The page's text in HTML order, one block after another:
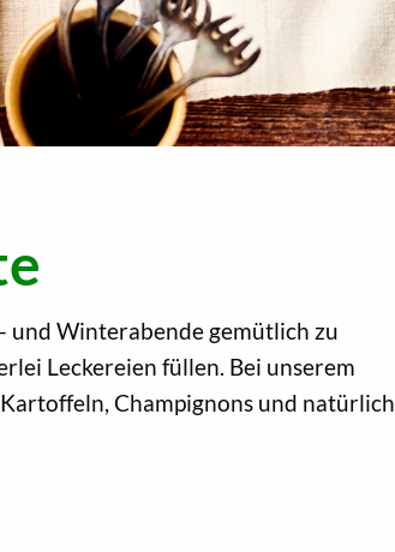
und Winterabende gemütlich zu
Leckereien füllen. Bei unserem
Champignons und natürlich